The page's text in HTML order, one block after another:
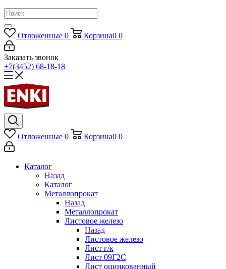
Отложенные 0 Корзина0 0
Заказать звонок
+7(3452) 68-18-18
Отложенные 0 Корзина0 0
Каталог
Назад
Каталог
Металлопрокат
Назад
Металлопрокат
Листовое железо
Назад
Листовое железо
Лист г/к
Лист 09Г2С
Лист оцинкованный